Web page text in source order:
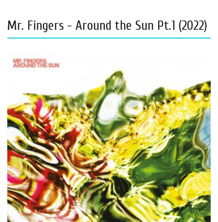
Mr. Fingers - Around the Sun Pt.1 (2022)